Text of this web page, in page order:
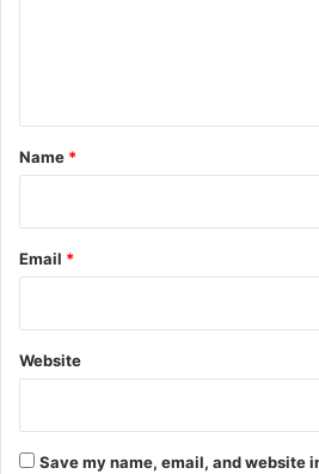
*
Name *
Email *
Website
Save my name, email, and website